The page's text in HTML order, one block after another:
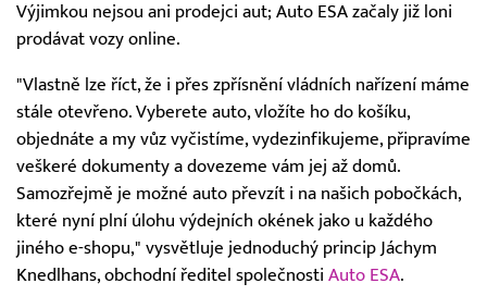
Výjimkou nejsou ani prodejci aut; Auto ESA začaly již loni
prodávat vozy online.
"Vlastně lze říct, že i přes zpřísnění vládních nařízení máme
stále otevřeno. Vyberete auto, vložíte ho do košíku,
objednáte a my vůz vyčistíme, vydezinfikujeme, připravíme
veškeré dokumenty a dovezeme vám jej až domů.
Samozřejmě je možné auto převzít i na našich pobočkách,
které nyní plní úlohu výdejních okének jako u každého
jiného e-shopu," vysvětluje jednoduchý princip Jáchym
Knedlhans, obchodní ředitel společnosti Auto ESA.